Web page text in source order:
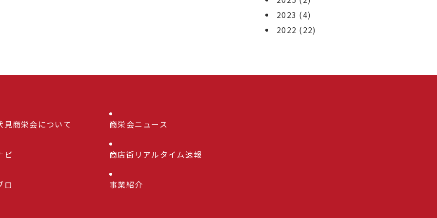
2023 (4)
2022 (22)
見商栄会について 商栄会ニュース
ビ 商店街リアルタイム速報
ロ 事業紹介